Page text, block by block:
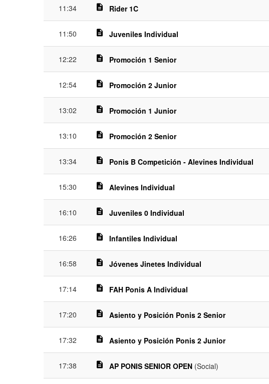
11:34 description Rider 1C
11:50 description Juveniles Individual
12:22 description Promoción 1 Senior
12:54 description Promoción 2 Junior
13:02 description Promoción 1 Junior
13:10 description Promoción 2 Senior
13:34 description Ponis B Competición - Alevines Individual
15:30 description Alevines Individual
16:10 description Juveniles 0 Individual
16:26 description Infantiles Individual
16:58 description Jóvenes Jinetes Individual
17:14 description FAH Ponis A Individual
17:20 description Asiento y Posición Ponis 2 Senior
17:32 description Asiento y Posición Ponis 2 Junior
17:38 description AP PONIS SENIOR OPEN (Social)